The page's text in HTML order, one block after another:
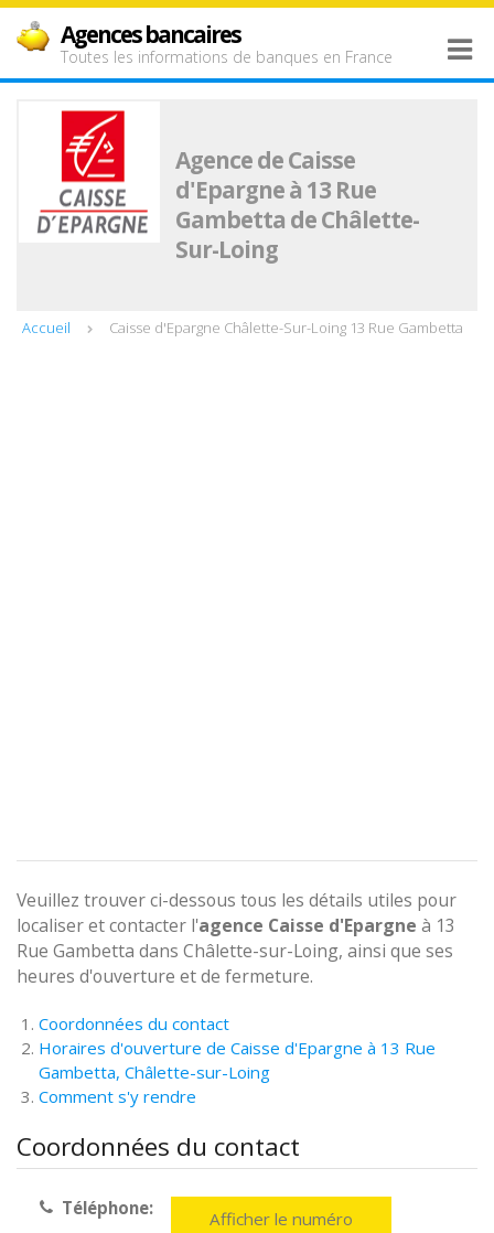
Agences bancaires
Toutes les informations de banques en France
Agence de Caisse
d'Epargne à 13 Rue
Gambetta de Châlette-
Sur-Loing
Accueil Caisse d'Epargne Châlette-Sur-Loing 13 Rue Gambetta
Veuillez trouver ci-dessous tous les détails utiles pour
localiser et contacter l'agence Caisse d'Epargne à 13
Rue Gambetta dans Châlette-sur-Loing, ainsi que ses
heures d'ouverture et de fermeture.
Coordonnées du contact
Horaires d'ouverture de Caisse d'Epargne à 13 Rue
Gambetta, Châlette-sur-Loing
Comment s'y rendre
Coordonnées du contact
Téléphone: Afficher le numéro